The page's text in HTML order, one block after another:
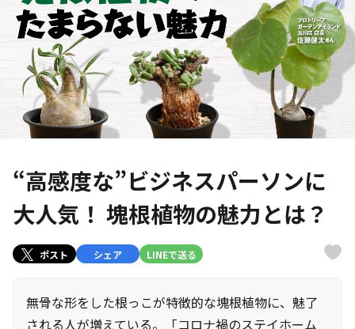
“高感度な”ビジネスパーソンに
大人気！ 塊根植物の魅力とは？
ポスト シェア LINEで送る
無骨な形をした根っこが特徴的な塊根植物に、魅了
される人が増えている。「コロナ禍のステイホーム